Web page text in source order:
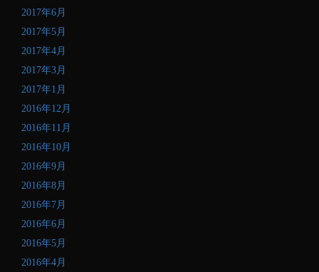
2017年6月
2017年5月
2017年4月
2017年3月
2017年1月
2016年12月
2016年11月
2016年10月
2016年9月
2016年8月
2016年7月
2016年6月
2016年5月
2016年4月